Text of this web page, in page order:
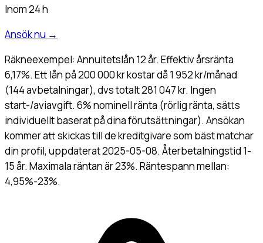
Inom 24 h
Ansök nu →
Räkneexempel: Annuitetslån 12 år. Effektiv årsränta
6,17%. Ett lån på 200 000 kr kostar då 1 952 kr/månad
(144 avbetalningar), dvs totalt 281 047 kr. Ingen
start-/aviavgift. 6% nominell ränta (rörlig ränta, sätts
individuellt baserat på dina förutsättningar). Ansökan
kommer att skickas till de kreditgivare som bäst matchar
din profil, uppdaterat 2025-05-08. Återbetalningstid 1-
15 år. Maximala räntan är 23%. Räntespann mellan:
4,95%-23%.